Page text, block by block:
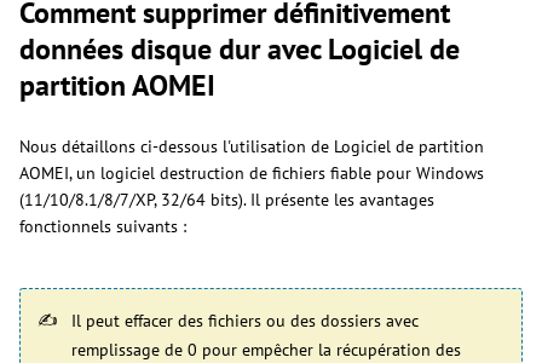
Comment supprimer définitivement
données disque dur avec Logiciel de
partition AOMEI
Nous détaillons ci-dessous l'utilisation de Logiciel de partition
AOMEI, un logiciel destruction de fichiers fiable pour Windows
(11/10/8.1/8/7/XP, 32/64 bits). Il présente les avantages
fonctionnels suivants :
Il peut effacer des fichiers ou des dossiers avec
remplissage de 0 pour empêcher la récupération des